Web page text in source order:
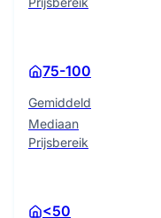
75-100
Gemiddeld
Mediaan
Prijsbereik
<50